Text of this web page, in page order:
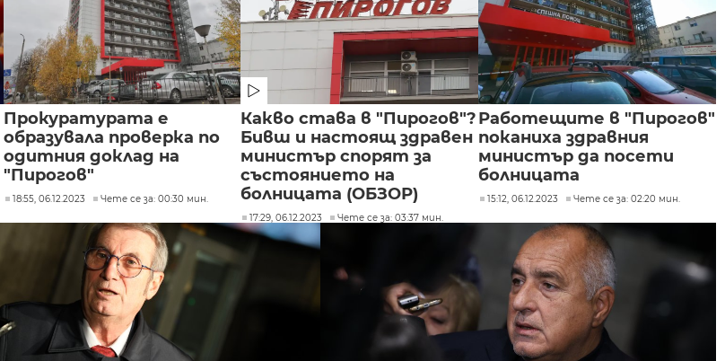
Прокуратурата е
образувала проверка по
одитния доклад на
"Пирогов"
18:55, 06.12.2023 Чете се за: 00:30 мин.
Какво става в "Пирогов"?
Бивш и настоящ здравен
министър спорят за
състоянието на
болницата (ОБЗОР)
17:29, 06.12.2023 Чете се за: 03:37 мин.
Работещите в "Пирогов"
поканиха здравния
министър да посети
болницата
15:12, 06.12.2023 Чете се за: 02:20 мин.